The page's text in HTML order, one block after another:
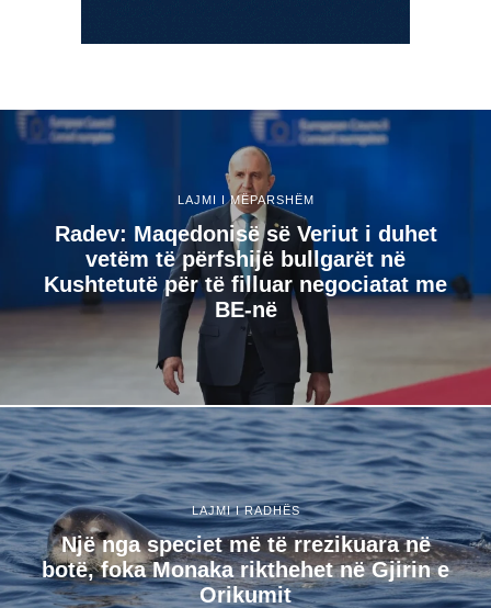
LAJMI I MËPARSHËM
Radev: Maqedonisë së Veriut i duhet
vetëm të përfshijë bullgarët në
Kushtetutë për të filluar negociatat me
BE-në
LAJMI I RADHËS
Një nga speciet më të rrezikuara në
botë, foka Monaka rikthehet në Gjirin e
Orikumit